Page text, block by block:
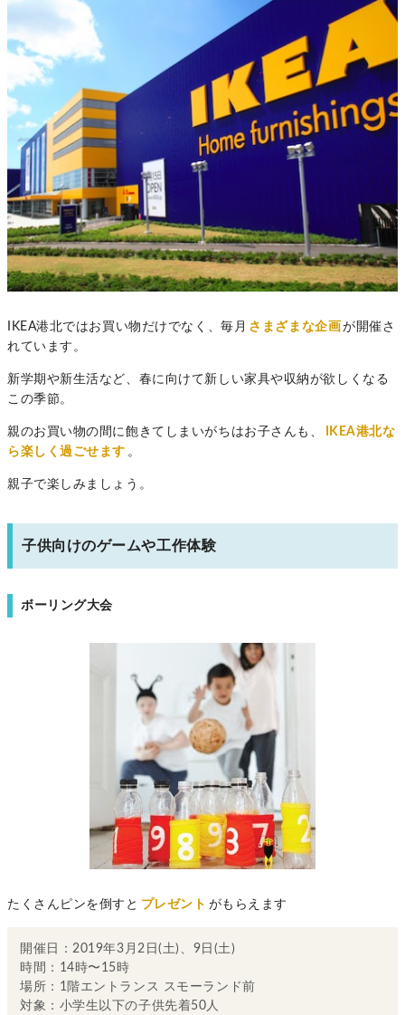
IKEA港北ではお買い物だけでなく、毎月 さまざまな企画が開催さ
れています。
新学期や新生活など、春に向けて新しい家具や収納が欲しくなる
この季節。
親のお買い物の間に飽きてしまいがちはお子さんも、
IKEA港北な
ら楽しく過ごせます 。
親子で楽しみましょう。
子供向けのゲームや工作体験
ボーリング大会
たくさんピンを倒すと プレゼント がもらえます
開催日：2019年3月2日(土)、9日(土)
時間：14時〜15時
場所：1階エントランス スモーランド前
対象：小学生以下の子供先着50人